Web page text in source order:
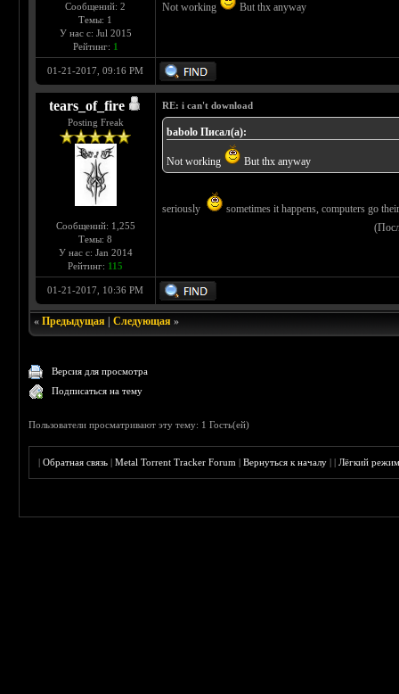
Сообщений: 2
Темы: 1
У нас с: Jul 2015
Рейтинг: 1
Not working But thx anyway
01-21-2017, 09:16 PM
tears_of_fire
Posting Freak
Сообщений: 1,255
Темы: 8
У нас с: Jan 2014
Рейтинг: 115
RE: i can't download
babolo Писал(а):
Not working But thx anyway
seriously
sometimes it happens, computers go
01-21-2017, 10:36 PM
«Предыдущая |Следующая »
Версия для просмотра
Подписаться на тему
Пользователи просматривают эту тему: 1 Гость(ей)
|Обратная связь |Metal Torrent Tracker Forum |Вернуться к началу ||Лёгкий